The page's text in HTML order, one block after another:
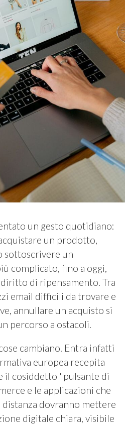
un gesto quotidiano:
un prodotto,
sottoscrivere un
complicato, fino a oggi,
di ripensamento. Tra
email difficili da trovare e
annullare un acquisto si
percorso a ostacoli.
cambiano. Entra infatti
europea recepita
il cosiddetto "pulsante di
e le applicazioni che
dovranno mettere
digitale chiara, visibile